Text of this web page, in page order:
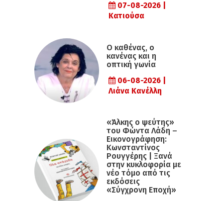
07-08-2026 |
Κατιούσα
Ο καθένας, ο
κανένας και η
οπτική γωνία
06-08-2026 |
Λιάνα Κανέλλη
«Άλκης ο ψεύτης»
του Φώντα Λάδη –
Εικονογράφηση:
Κωνσταντίνος
Ρουγγέρης | Ξανά
στην κυκλοφορία με
νέο τόμο από τις
εκδόσεις
«Σύγχρονη Εποχή»